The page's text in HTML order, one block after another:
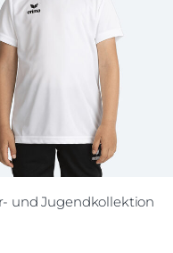
und Jugendkollektion